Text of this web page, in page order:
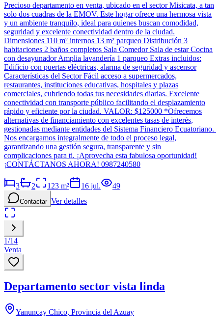
Precioso departamento en venta, ubicado en el sector Misicata, a tan
solo dos cuadras de la EMOV. Este hogar ofrece una hermosa vista
y un ambiente tranquilo, ideal para quienes buscan comodidad,
seguridad y excelente conectividad dentro de la ciudad.
Dimensiones 110 m² internos 13 m² parqueo Distribución 3
habitaciones 2 baños completos Sala Comedor Sala de estar Cocina
con desayunador Amplia lavandería 1 parqueo Extras incluidos:
Edificio con puertas eléctricas, alarma de seguridad y ascensor
Características del Sector Fácil acceso a supermercados,
restaurantes, instituciones educativas, hospitales y plazas
comerciales, cubriendo todas tus necesidades diarias. Excelente
conectividad con transporte público facilitando el desplazamiento
rápido y eficiente por la ciudad. VALOR: $125000 *Ofrecemos
alternativas de financiamiento con excelentes tasas de interés,
gestionadas mediante entidades del Sistema Financiero Ecuatoriano.
Nos encargamos integralmente de todo el proceso legal,
garantizando una gestión segura, transparente y sin
complicaciones para ti. ¡Aprovecha esta fabulosa oportunidad!
¡CONTÁCTANOS AHORA! 0987240580
3 2 123 m² 16 jul. 49
Contactar Ver detalles
1/14
Venta
Departamento sector vista linda
Yanuncay Chico, Provincia del Azuay